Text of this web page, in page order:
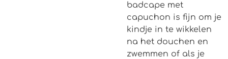
badcape met
capuchon is fijn om je
kindje in te wikkelen
na het douchen en
zwemmen of als je